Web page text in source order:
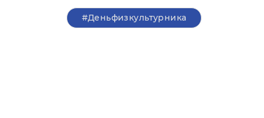
#Деньфизкультурника